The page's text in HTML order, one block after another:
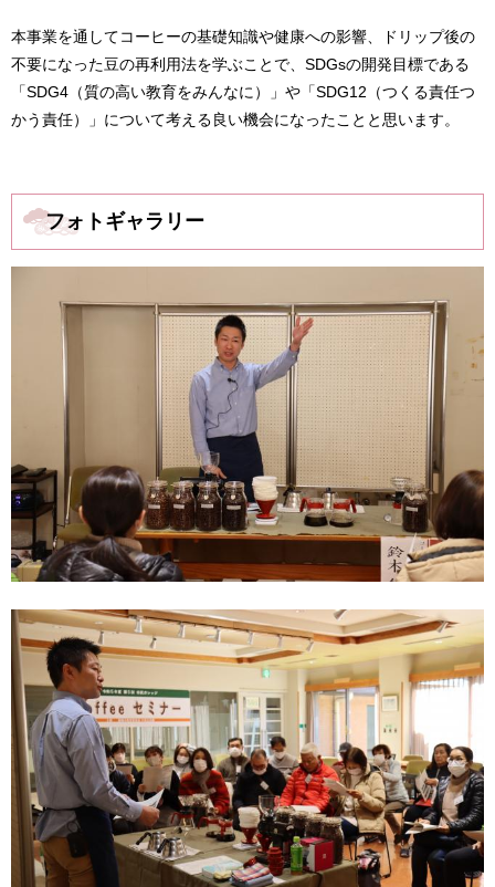
本事業を通してコーヒーの基礎知識や健康への影響、ドリップ後の
不要になった豆の再利用法を学ぶことで、SDGsの開発目標である
「SDG4（質の高い教育をみんなに）」や「SDG12（つくる責任つ
かう責任）」について考える良い機会になったことと思います。
フォトギャラリー